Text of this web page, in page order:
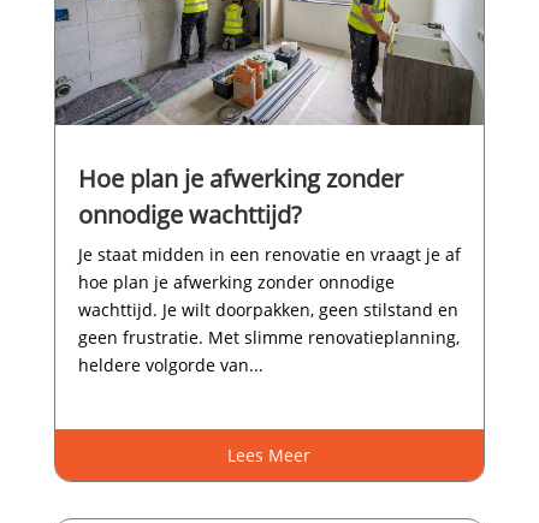
Hoe plan je afwerking zonder
onnodige wachttijd?
Je staat midden in een renovatie en vraagt je af
hoe plan je afwerking zonder onnodige
wachttijd.​ Je wilt doorpakken, geen stilstand en
geen frustratie.​ Met slimme renovatieplanning,
heldere volgorde van...
Lees Meer